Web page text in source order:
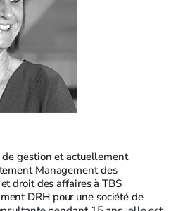
de gestion et actuellement
Management des
droit des affaires à TBS
DRH pour une société de